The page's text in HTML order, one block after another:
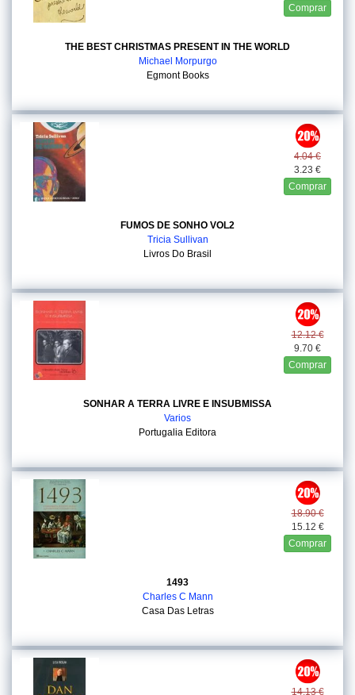
Comprar
THE BEST CHRISTMAS PRESENT IN THE WORLD
Michael Morpurgo
Egmont Books
4.04 €
3.23 €
Comprar
FUMOS DE SONHO VOL2
Tricia Sullivan
Livros Do Brasil
12.12 €
9.70 €
Comprar
SONHAR A TERRA LIVRE E INSUBMISSA
Varios
Portugalia Editora
18.90 €
15.12 €
Comprar
1493
Charles C Mann
Casa Das Letras
14.13 €